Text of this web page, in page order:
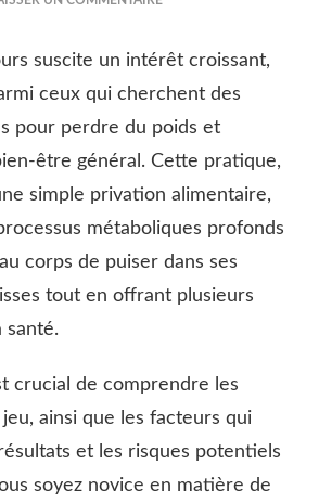
3
JOURS
COMBIEN
KG
?
QUELS
?
suscite un intérêt croissant,
ceux qui cherchent des
pour perdre du poids et
être général. Cette pratique,
simple privation alimentaire,
métaboliques profonds
corps de puiser dans ses
tout en offrant plusieurs
santé.
crucial de comprendre les
ainsi que les facteurs qui
et les risques potentiels
soyez novice en matière de